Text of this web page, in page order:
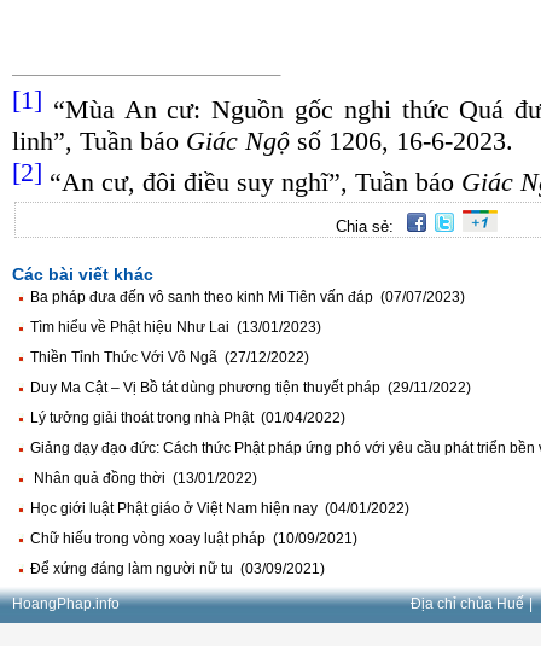
[1] “Mùa An cư: Nguồn gốc nghi thức Quá
linh”, Tuần báo Giác Ngộ số 1206, 16-6-2023.
[2] “An cư, đôi điều suy nghĩ”, Tuần báo Giác
Chia sẻ:
Các bài viết khác
Ba pháp đưa đến vô sanh theo kinh Mi Tiên vấn đáp (07/07/2023)
Tìm hiểu về Phật hiệu Như Lai (13/01/2023)
Thiền Tỉnh Thức Với Vô Ngã (27/12/2022)
Duy Ma Cật – Vị Bồ tát dùng phương tiện thuyết pháp (29/11/2022)
Lý tưởng giải thoát trong nhà Phật (01/04/2022)
Giảng dạy đạo đức: Cách thức Phật pháp ứng phó với yêu cầu phát triển
Nhân quả đồng thời (13/01/2022)
Học giới luật Phật giáo ở Việt Nam hiện nay (04/01/2022)
Chữ hiếu trong vòng xoay luật pháp (10/09/2021)
Để xứng đáng làm người nữ tu (03/09/2021)
HoangPhap.info Địa chỉ chùa Huế |